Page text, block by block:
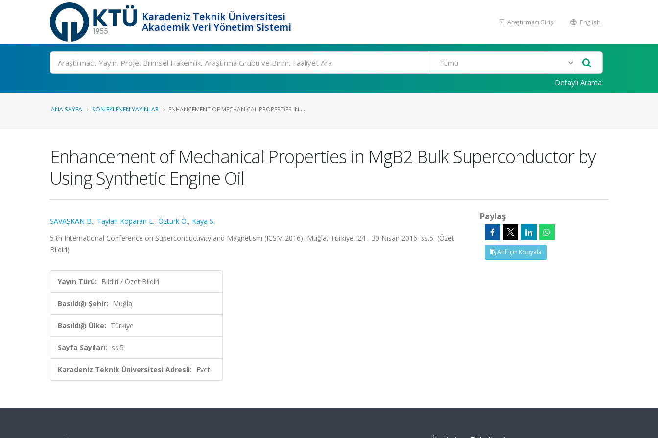
Karadeniz Teknik Üniversitesi
Akademik Veri Yönetim Sistemi
Araştırmacı Girişi English
Ara
Detaylı Arama
ANA SAYFA SON EKLENEN YAYINLAR ENHANCEMENT OF MECHANICAL PROPERTIES IN ...
Enhancement of Mechanical Properties in MgB2 Bulk Superconductor by
Using Synthetic Engine Oil
SAVAŞKAN B., Taylan Koparan E., Öztürk Ö., Kaya S.
5 th International Conference on Superconductivity and Magnetism (ICSM 2016), Muğla, Türkiye, 24 - 30 Nisan 2016, ss.5, (Özet
Bildiri)
Yayın Türü: Bildiri / Özet Bildiri
Basıldığı Şehir: Muğla
Basıldığı Ülke: Türkiye
Sayfa Sayıları: ss.5
Karadeniz Teknik Üniversitesi Adresli: Evet
Paylaş
Atıf İçin Kopyala